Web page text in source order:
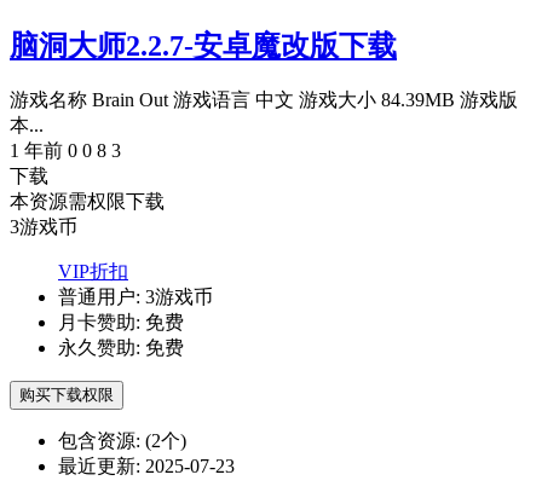
脑洞大师2.2.7-安卓魔改版下载
游戏名称 Brain Out 游戏语言 中文 游戏大小 84.39MB 游戏版
本...
1 年前 0 0 8 3
下载
本资源需权限下载
3游戏币
VIP折扣
普通用户: 3游戏币
月卡赞助: 免费
永久赞助: 免费
购买下载权限
包含资源: (2个)
最近更新: 2025-07-23